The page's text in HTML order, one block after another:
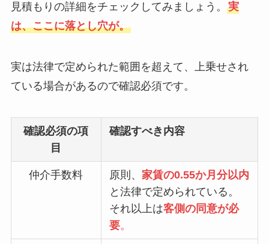
見積もりの詳細をチェックしてみましょう。 実
は、ここに落とし穴が。
実は法律で定められた範囲を超えて、上乗せされ
ている場合があるので確認必須です。
確認必須の項
目
確認すべき内容
仲介手数料 原則、家賃の0.55か月分以内
と法律で定められている。
それ以上は客側の同意が必
要。